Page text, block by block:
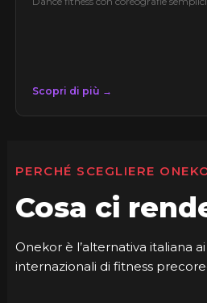
Scopri di più →
PERCHÉ SCEGLIERE
Cosa ci
Onekor è l’alternativa italiana
internazionali di fitness